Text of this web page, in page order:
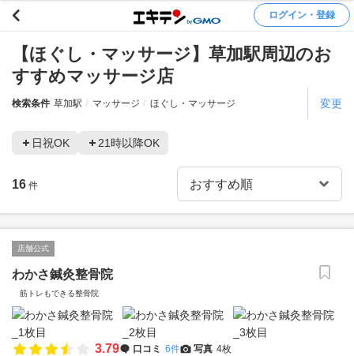
ログイン・登録
【ほぐし・マッサージ】草加駅周辺のお
すすめマッサージ店
検索条件 草加駅 マッサージ ほぐし・マッサージ 変更
日祝OK 21時以降OK
16 件
店舗公式
わかさ鍼灸整骨院
筋トレもできる整骨院
3.79 口コミ 6件 写真 4枚